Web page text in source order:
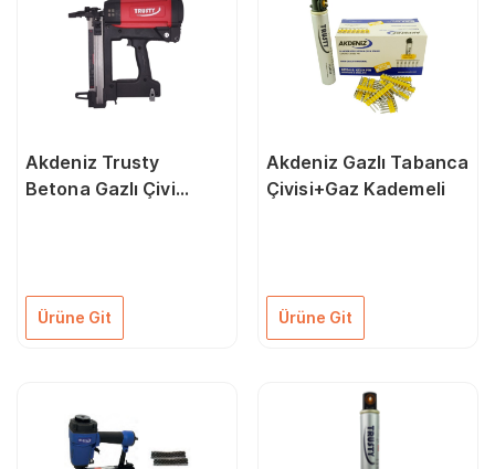
Akdeniz Trusty
Betona Gazlı Çivi
Ürüne Git
Akdeniz Gazlı Tabanca
Çivisi+Gaz Kademeli
Ürüne Git